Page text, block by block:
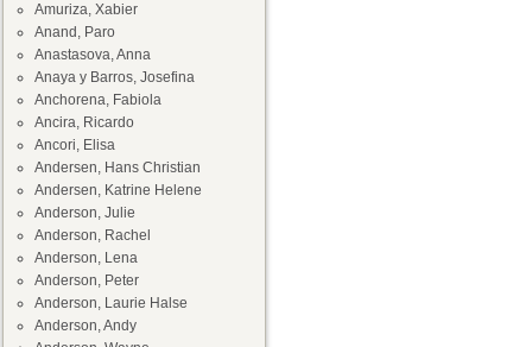
Amuriza, Xabier
Anand, Paro
Anastasova, Anna
Anaya y Barros, Josefina
Anchorena, Fabiola
Ancira, Ricardo
Ancori, Elisa
Andersen, Hans Christian
Andersen, Katrine Helene
Anderson, Julie
Anderson, Rachel
Anderson, Lena
Anderson, Peter
Anderson, Laurie Halse
Anderson, Andy